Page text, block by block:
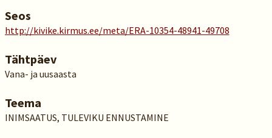
Seos
http://kivike.kirmus.ee/meta/ERA-10354-48941-49708
Tähtpäev
Vana- ja uusaasta
Teema
INIMSAATUS, TULEVIKU ENNUSTAMINE